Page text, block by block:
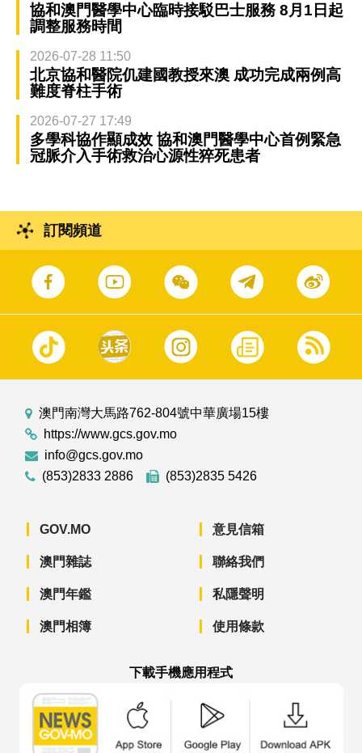
協和澳門醫學中心臨時接駁巴士服務 8月1日起
調整服務時間
2026-07-28 11:50
北京協和醫院仉建國教授來澳 成功完成兩例高
難度脊柱手術
2026-07-27 17:49
多學科協作顯成效 協和澳門醫學中心首例緊急
冠脈介入手術救治心源性猝死患者
訂閱頻道
澳門南灣大馬路762-804號中華廣場15樓
https://www.gcs.gov.mo
info@gcs.gov.mo
(853)2833 2886
(853)2835 5426
GOV.MO
澳門雜誌
澳門年鑑
澳門相簿
意見信箱
聯絡我們
私隱聲明
使用條款
下載手機應用程式